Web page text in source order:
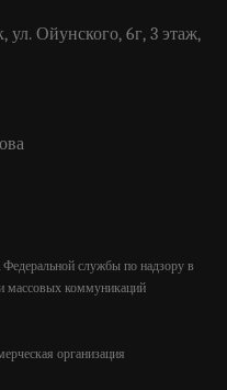
ул. Ойунского, 6г, 3 этаж,
службы по надзору в
массовых коммуникаций
организация